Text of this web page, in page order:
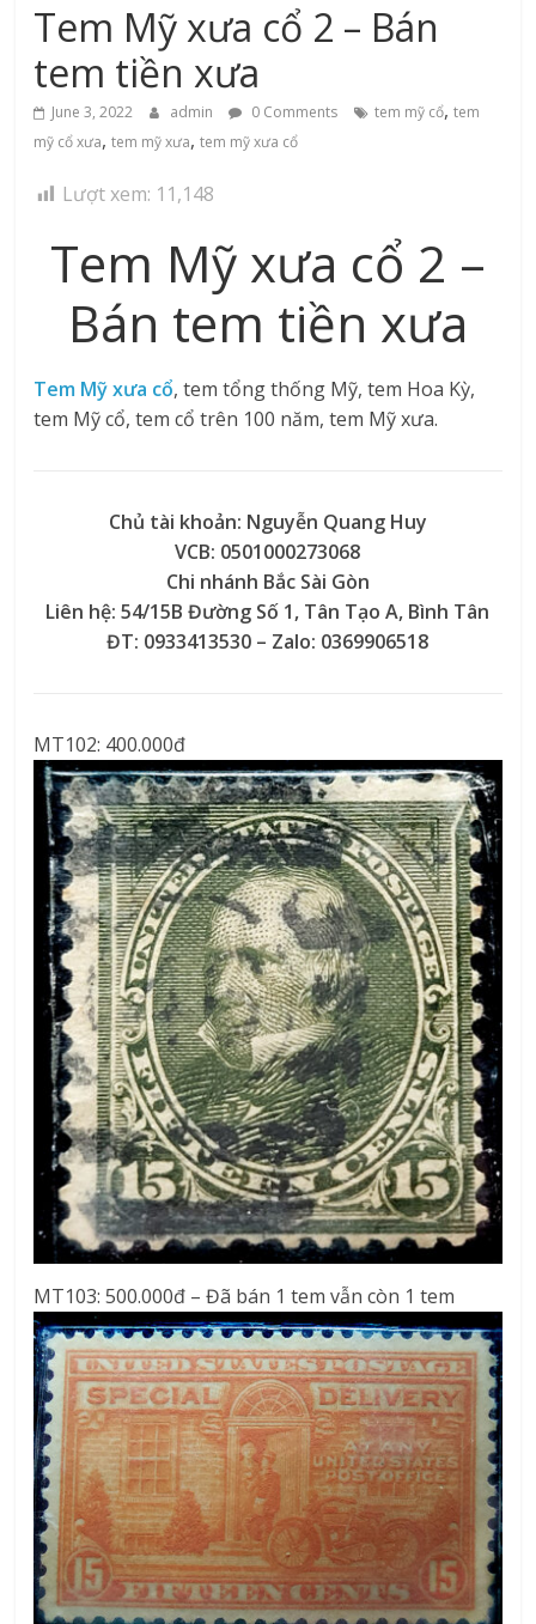
Tem Mỹ xưa cổ 2 – Bán
tem tiền xưa
June 3, 2022 admin 0 Comments tem mỹ cổ,tem
mỹ cổ xưa,tem mỹ xưa,tem mỹ xưa cổ
Lượt xem: 11,148
Tem Mỹ xưa cổ 2 –
Bán tem tiền xưa
Tem Mỹ xưa cổ, tem tổng thống Mỹ, tem Hoa Kỳ,
tem Mỹ cổ, tem cổ trên 100 năm, tem Mỹ xưa.
Chủ tài khoản: Nguyễn Quang Huy
VCB: 0501000273068
Chi nhánh Bắc Sài Gòn
Liên hệ: 54/15B Đường Số 1, Tân Tạo A, Bình Tân
ĐT: 0933413530 – Zalo: 0369906518
MT102: 400.000đ
MT103: 500.000đ – Đã bán 1 tem vẫn còn 1 tem